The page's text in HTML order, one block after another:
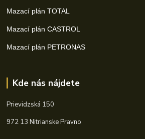
Mazací plán TOTAL
Mazací plán CASTROL
Mazací plán PETRONAS
Kde nás nájdete
Prievidzská 150
972 13 Nitrianske Pravno